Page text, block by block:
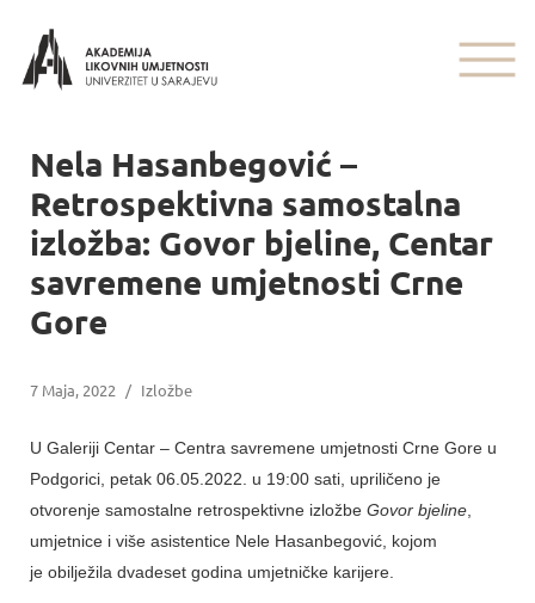
Nela Hasanbegović –
Retrospektivna samostalna
izložba: Govor bjeline, Centar
savremene umjetnosti Crne
Gore
7 Maja, 2022 / Izložbe
U Galeriji Centar – Centra savremene umjetnosti Crne Gore u
Podgorici, petak 06.05.2022. u 19:00 sati, upriličeno je
otvorenje samostalne retrospektivne izložbe Govor bjeline
umjetnice i više asistentice Nele Hasanbegović, kojom
je obilježila dvadeset godina umjetničke karijere.